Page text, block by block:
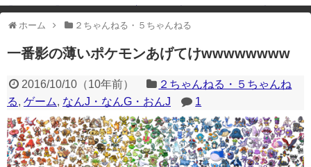
【金利上昇】 年24万円負担増 30代住宅ローンで、内閣府試算
一部のコンテンツが表示されなくなったり、サイト全体のレイアウトが崩れ
たりする場合があります。
ホーム ２ちゃんねる・５ちゃんねる
一番影の薄いポケモンあげてけwwwwwwww
2016/10/10（10年前）
２ちゃんねる・５ちゃんね
る, ゲーム, なんJ・なんG・おんJ 1